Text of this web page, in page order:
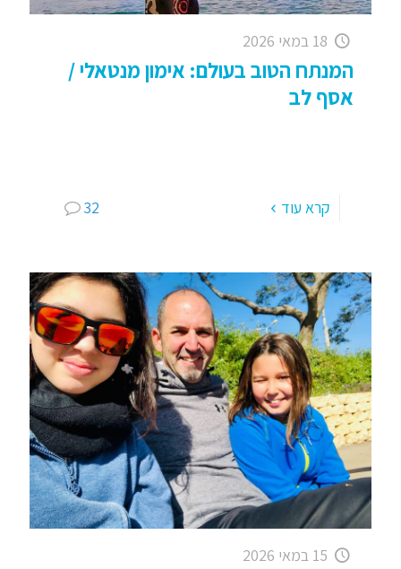
18 במאי 2026
המנתח הטוב בעולם: אימון מנטאלי /
אסף לב
32
קרא עוד
15 במאי 2026